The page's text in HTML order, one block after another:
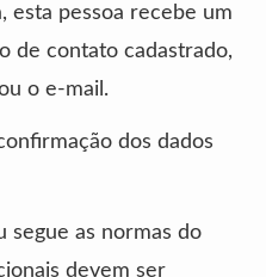
esta pessoa recebe um
de contato cadastrado,
o e-mail.
dos dados
segue as normas do
devem ser